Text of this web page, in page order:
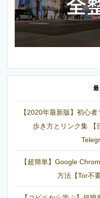
【2020年最新版】初心
歩き方とリンク集 【
【超簡単】Google
方法【Tor不要